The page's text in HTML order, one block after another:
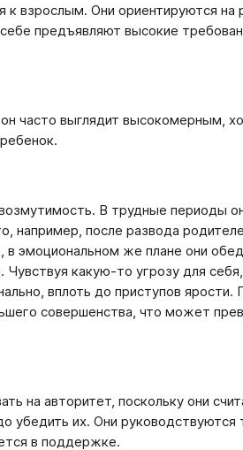
взрослым. Они ориентируются на
предъявляют высокие
часто выглядит высокомерным,
В трудные периоды
например, после развода
эмоциональном же плане они
какую-то угрозу для
вплоть до приступов ярости.
совершенства, что может
на авторитет, поскольку они
убедить их. Они руководствуются
в поддержке.